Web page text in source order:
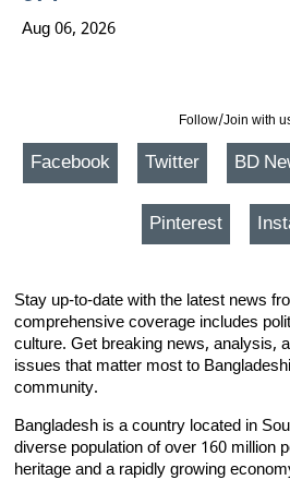
Aug 06, 2026
Follow/Join with
Facebook Twitter BD
Pinterest
Stay up-to-date with the latest news
comprehensive coverage includes
culture. Get breaking news, analysis,
issues that matter most to
community.
Bangladesh is a country located in
diverse population of over 160 million
heritage and a rapidly growing